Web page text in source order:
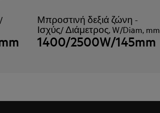
Μπροστινή δεξιά ζώνη -
Ισχύς/ Διάμετρος, W/Diam, mm
1400/2500W/145mm